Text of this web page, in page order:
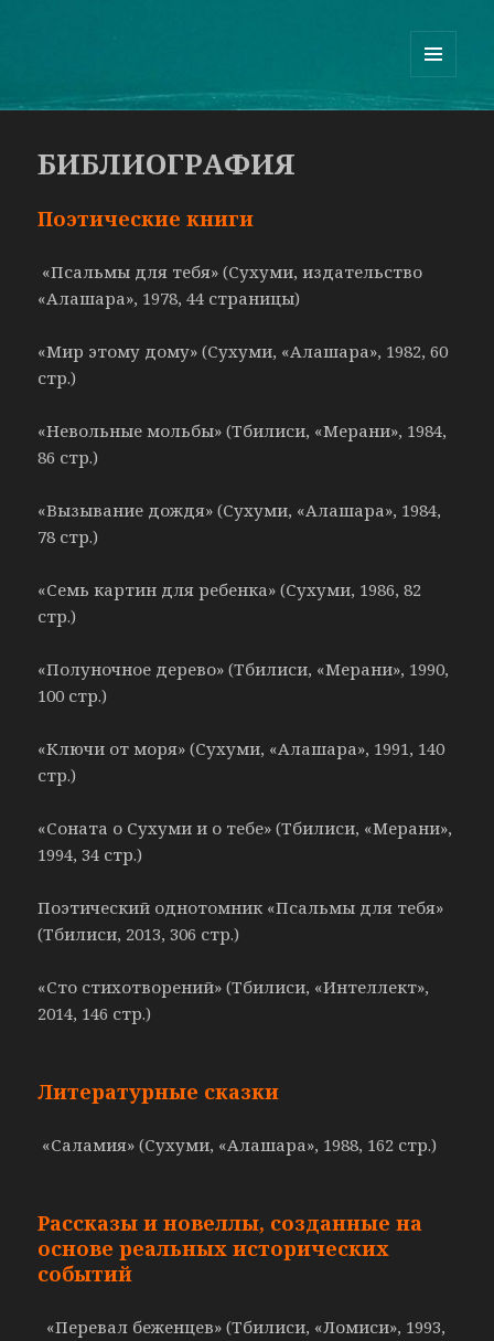
Guram Odisharia official website
И
БИБЛИОГРАФИЯ
Поэтические книги
«Псальмы для тебя» (Сухуми, издательство
«Алашара», 1978, 44 страницы)
«Мир этому дому» (Сухуми, «Алашара», 1982, 60
стр.)
«Невольные мольбы» (Тбилиси, «Мерани», 1984,
86 стр.)
«Вызывание дождя» (Сухуми, «Алашара», 1984,
78 стр.)
«Семь картин для ребенка» (Сухуми, 1986, 82
стр.)
«Полуночное дерево» (Тбилиси, «Мерани», 1990,
100 стр.)
«Ключи от моря» (Сухуми, «Алашара», 1991, 140
стр.)
«Соната о Сухуми и о тебе» (Тбилиси, «Мерани»,
1994, 34 стр.)
Поэтический однотомник «Псальмы для тебя»
(Тбилиси, 2013, 306 стр.)
«Сто стихотворений» (Тбилиси, «Интеллект»,
2014, 146 стр.)
Литературные сказки
«Саламия» (Сухуми, «Алашара», 1988, 162 стр.)
Рассказы и новеллы, созданные на
основе реальных исторических
событий
«Перевал беженцев» (Тбилиси, «Ломиси», 1993,